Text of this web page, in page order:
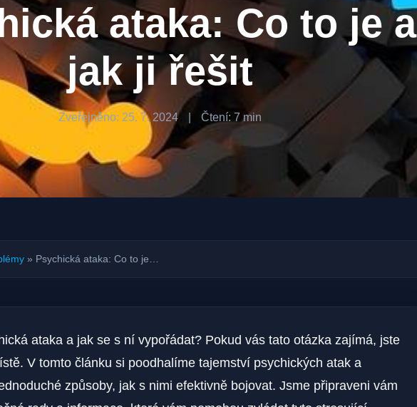
ataka: Co to je a
jak ji řešit
Zveřejněno: 25. 7. 2024 Čtení: 7 min
» Psychická ataka: Co to je…
ataka a jak se s ní vypořádat? Pokud vás tato otázka zajímá, jste
V tomto článku si poodhalíme tajemství psychických atak a
způsoby, jak s nimi efektivně bojovat. Jsme připraveni vám